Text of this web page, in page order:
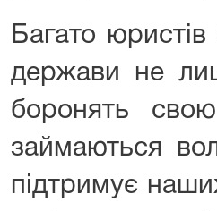
Багато
держави не
боронять
займаються
підтримує